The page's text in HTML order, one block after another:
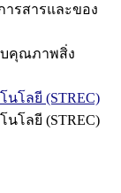
ารสารและของ
บคุณภาพสิ่ง
โลยี (STREC)
โลยี (STREC)